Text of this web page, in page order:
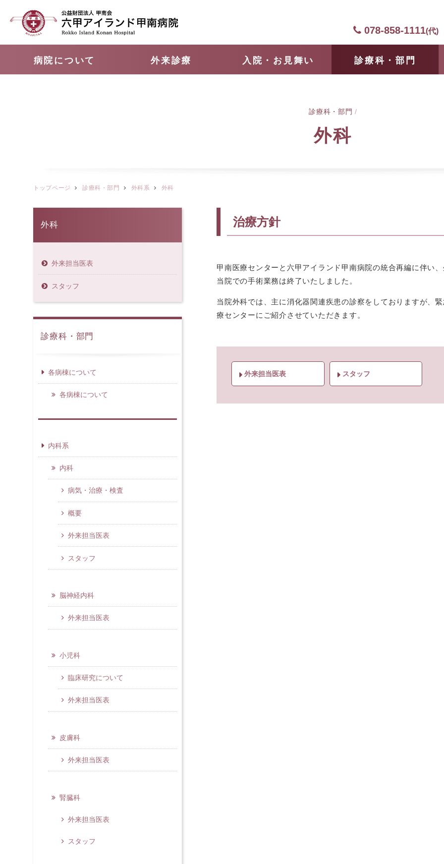
078-858-1111(代)
病院について 外来診療 ⼊院・お見舞い 診療科・部門
診療科・部門 /
外科
トップページ 診療科・部門 外科系 外科
治療方針
甲南医療センターと六甲アイランド甲南病院の統合再編に伴い
当院での手術業務は終了いたしました。
当院外科では、主に消化器関連疾患の診察をしておりますが、
療センターにご紹介させていただきます。
外来担当医表 スタッフ
外科
外来担当医表
スタッフ
診療科・部門
各病棟について
各病棟について
内科系
内科
病気・治療・検査
概要
外来担当医表
スタッフ
脳神経内科
外来担当医表
小児科
臨床研究について
外来担当医表
皮膚科
外来担当医表
腎臓科
外来担当医表
スタッフ